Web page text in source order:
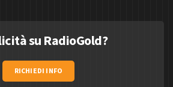
su RadioGold?
RICHIEDI INFO